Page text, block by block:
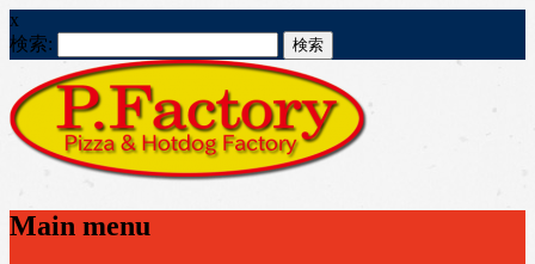
x
検索:
Main menu